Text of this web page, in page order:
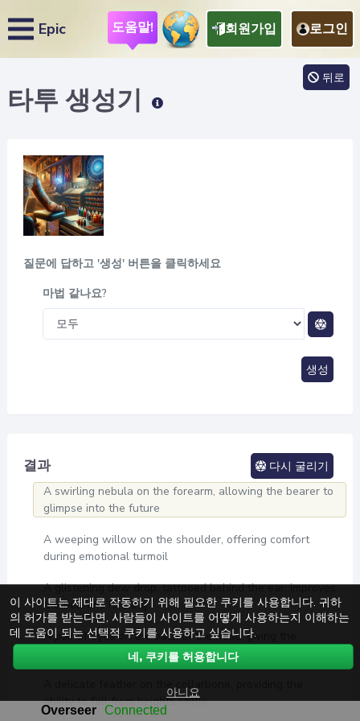
Epic 도움말! 회원가입 로그인
타투 생성기
뒤로
질문에 답하고 '생성' 버튼을 클릭하세요
마법 같나요?
생성
결과
다시 굴리기
A swirling nebula on the forearm, allowing the bearer to
glimpse into the future
A weeping willow on the shoulder, offering comfort
during emotional turmoil
A glistening dew drop, tattooed behind the ear, improves
the bearer's hearing
A pair of eyes on the back of the head, giving the
wearer a 360-degree vision
A delicate feather on the collarbone, providing the
ability to fall from heights softly
이 사이트는 제대로 작동하기 위해 필요한 쿠키를 사용합니다. 귀하
의 허가를 받는다면, 사람들이 사이트를 어떻게 사용하는지 이해하는
데 도움이 되는 선택적 쿠키를 사용하고 싶습니다.
네, 쿠키를 허용합니다
아니요